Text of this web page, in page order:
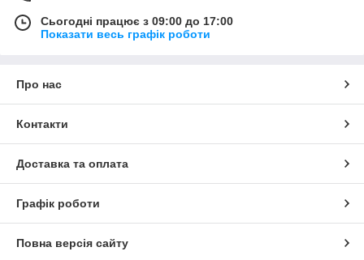
Сьогодні працює з 09:00 до 17:00
Показати весь графік роботи
Про нас
Контакти
Доставка та оплата
Графік роботи
Повна версія сайту